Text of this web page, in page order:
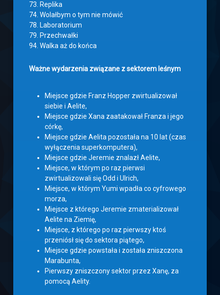
73. Replika
74. Wolałbym o tym nie mówić
78. Laboratorium
79. Przechwałki
94. Walka aż do końca
Ważne wydarzenia związane z sektorem leśnym
Miejsce gdzie Franz Hopper zwirtualizował
siebie i Aelite,
Miejsce gdzie Xana zaatakował Franza i jego
córkę,
Miejsce gdzie Aelita pozostała na 10 lat (czas
wyłączenia superkomputera),
Miejsce gdzie Jeremie znalazł Aelite,
Miejsce, w którym po raz pierwsi
zwirtualizowali się Odd i Ulrich,
Miejsce, w którym Yumi wpadła co cyfrowego
morza,
Miejsce z którego Jeremie zmaterializował
Aelite na Ziemię,
Miejsce, z którego po raz pierwszy ktoś
przeniósł się do sektora piątego,
Miejsce gdzie powstała i została zniszczona
Marabunta,
Pierwszy zniszczony sektor przez Xanę, za
pomocą Aelity.